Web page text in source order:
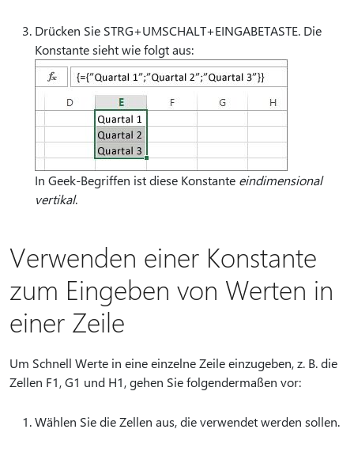
Drücken Sie STRG+UMSCHALT+EINGABETASTE. Die
Konstante sieht wie folgt aus:
In Geek-Begriffen ist diese Konstante eindimensional
vertikal.
Verwenden einer Konstante
zum Eingeben von Werten in
einer Zeile
Um Schnell Werte in eine einzelne Zeile einzugeben, z. B. die
Zellen F1, G1 und H1, gehen Sie folgendermaßen vor:
Wählen Sie die Zellen aus, die verwendet werden sollen.